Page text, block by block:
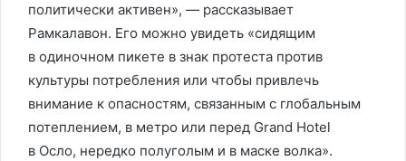
политически активен», — рассказывает
Рамкалавон. Его можно увидеть «сидящим
в одиночном пикете в знак протеста против
культуры потребления или чтобы привлечь
внимание к опасностям, связанным с глобальным
потеплением, в метро или перед Grand Hotel
в Осло, нередко полуголым и в маске волка».